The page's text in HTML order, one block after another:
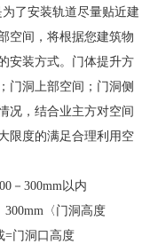
了安装轨道尽量贴近建
空间，将根据您建筑物
安装方式。门体提升方
门洞上部空间；门洞侧
况，结合业主方对空间
限度的满足合理利用空
－300mm以内
〈门洞高度
门洞口高度